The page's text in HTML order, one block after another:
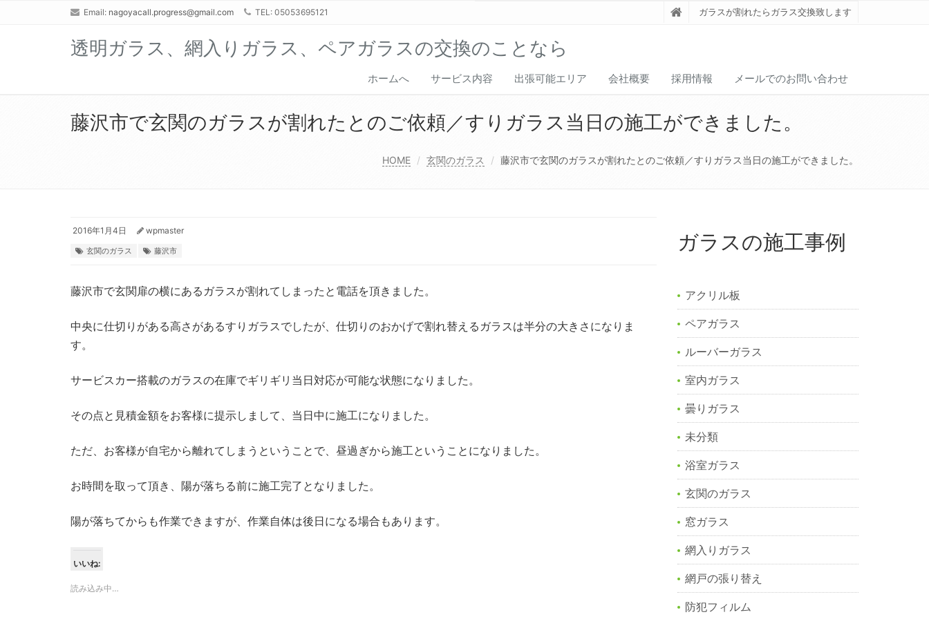
Email: nagoyacall.progress@gmail.com TEL: 05053695121 ガラスが割れたらガラス交換致します
透明ガラス、網入りガラス、ペアガラスの交換のことなら
ホームへ サービス内容 出張可能エリア 会社概要 採用情報 メールでのお問い合わせ
藤沢市で玄関のガラスが割れたとのご依頼／すりガラス当日の施工ができました。
HOME 玄関のガラス 藤沢市で玄関のガラスが割れたとのご依頼／すりガラス当日の施工ができました。
2016年1月4日 wpmaster
玄関のガラス 藤沢市
藤沢市で玄関扉の横にあるガラスが割れてしまったと電話を頂きました。
中央に仕切りがある高さがあるすりガラスでしたが、仕切りのおかげで割れ替えるガラスは半分の大きさになりま
す。
サービスカー搭載のガラスの在庫でギリギリ当日対応が可能な状態になりました。
その点と見積金額をお客様に提示しまして、当日中に施工になりました。
ただ、お客様が自宅から離れてしまうということで、昼過ぎから施工ということになりました。
お時間を取って頂き、陽が落ちる前に施工完了となりました。
陽が落ちてからも作業できますが、作業自体は後日になる場合もあります。
いいね:
読み込み中…
ガラスの施工事例
アクリル板
ペアガラス
ルーバーガラス
室内ガラス
曇りガラス
未分類
浴室ガラス
玄関のガラス
窓ガラス
網入りガラス
網戸の張り替え
防犯フィルム